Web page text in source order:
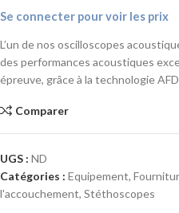
Se connecter pour voir les prix
L’un de nos oscilloscopes
des performances acoustiques
épreuve, grâce à la technologie
Comparer
UGS : ND
Catégories : Equipement,
l'accouchement, Stéthoscopes